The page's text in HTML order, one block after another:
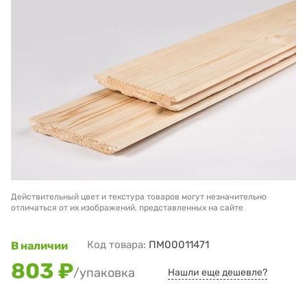
Действительный цвет и текстура товаров могут незначительно
отличаться от их изображений, представленных на сайте
В наличии Код товара: ПМ00011471
803 ₽/упаковка Нашли еще дешевле?